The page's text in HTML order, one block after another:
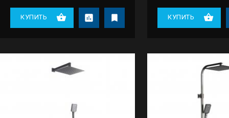
КУПИТЬ КУПИТЬ